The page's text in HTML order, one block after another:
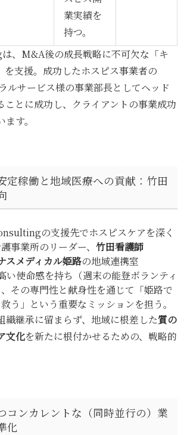
業実績を
持つ。
、M&A後の成長戦略に不可欠な 「キ
を支援。成功したホスピス事業者の
ルサービス様の事業部長としてヘッド
ことに成功し、クライアントの事業成功
す。
定稼働と地域医療への貢献：竹田
の支援先でホスピスケアを深く
事業所のリーダー、 竹田看護師
スメディカル姫路の地域連携室
い使命感を持ち（週末の能登ボランティ
その専門性と献身性を通じて 「姫路で
う」 という重要なミッションを担う。
織継承に留まらず、地域に根差した質の
文化を新たに根付かせるための、戦略的
コンカレントな（同時並行の）業
化